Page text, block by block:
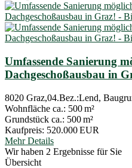
Umfassende Sanierung
Dachgeschoßausbau in
8020 Graz,04.Bez.:Lend,
Wohnfläche ca.: 500 m²
Grund­stück ca.: 500 m²
Kaufpreis: 520.000 EUR
Mehr Details
Wir haben 2 Ergebnisse für Sie
Übersicht